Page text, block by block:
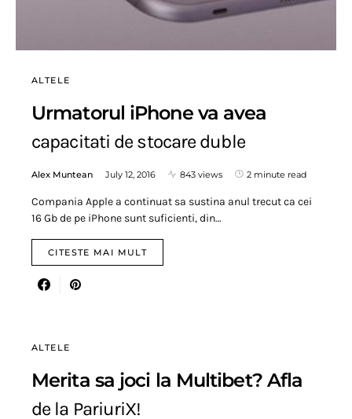
ALTELE
Urmatorul iPhone va avea
capacitati de stocare duble
Alex Muntean July 12, 2016 843 views 2 minute read
Compania Apple a continuat sa sustina anul trecut ca cei
16 Gb de pe iPhone sunt suficienti, din…
CITESTE MAI MULT
ALTELE
Merita sa joci la Multibet? Afla
de la PariuriX!